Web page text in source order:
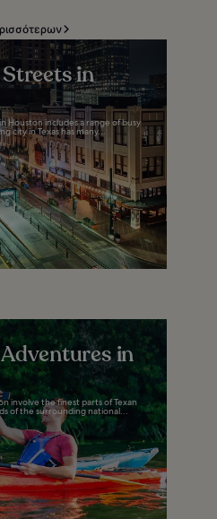
in
Houston includes a range of busy
city in Texas has many...
in
involve the finest parts of Texan
of the surrounding national...